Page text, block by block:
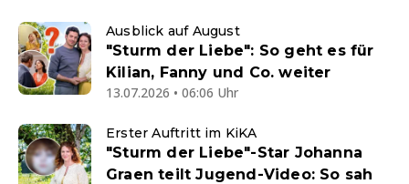
Ausblick auf August
"Sturm der Liebe": So geht es für
Kilian, Fanny und Co. weiter
13.07.2026 • 06:06 Uhr
Erster Auftritt im KiKA
"Sturm der Liebe"-Star Johanna
Graen teilt Jugend-Video: So sah